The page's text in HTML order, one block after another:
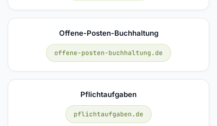
Offene-Posten-Buchhaltung
offene-posten-buchhaltung.de
Pflichtaufgaben
pflichtaufgaben.de